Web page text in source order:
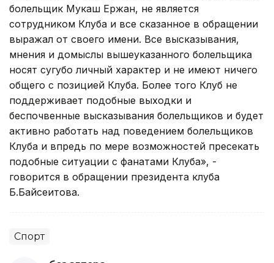
болельщик Мукаш Ержан, не является
сотрудником Клуба и все сказанное в обращении
выражал от своего имени. Все высказывания,
мнения и домыслы вышеуказанного болельщика
носят сугубо личный характер и не имеют ничего
общего с позицией Клуба. Более того Клуб не
поддерживает подобные выходки и
беспочвенные высказывания болельщиков и будет
активно работать над поведением болельщиков
Клуба и впредь по мере возможностей пресекать
подобные ситуации с фанатами Клуба», -
говорится в обращении президента клуба
Б.Байсеитова.
Спорт